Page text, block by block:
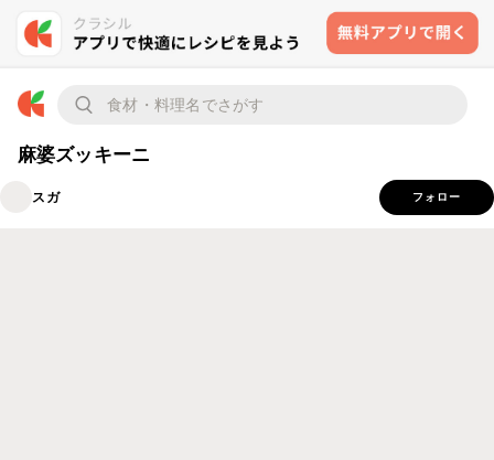
麻婆ズッキーニ
スガ フォロー